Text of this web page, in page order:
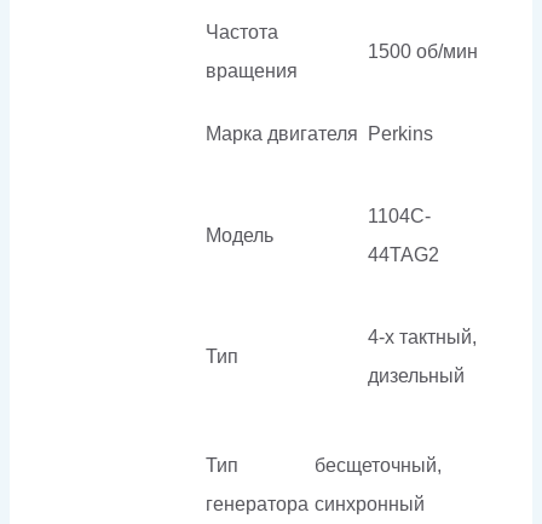
Частота
вращения
1500 об/мин
Марка двигателя Perkins
Модель
1104C-
44TAG2
Тип
4-х тактный,
дизельный
Тип
генератора
бесщеточный,
синхронный